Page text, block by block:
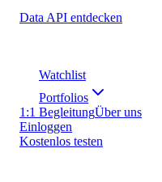
Data API entdecken
Watchlist
Portfolios
1:1 BegleitungÜber uns
Einloggen
Kostenlos testen